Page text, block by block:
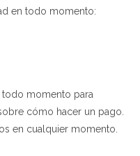
en todo momento:
momento para
cómo hacer un pago.
en cualquier momento.